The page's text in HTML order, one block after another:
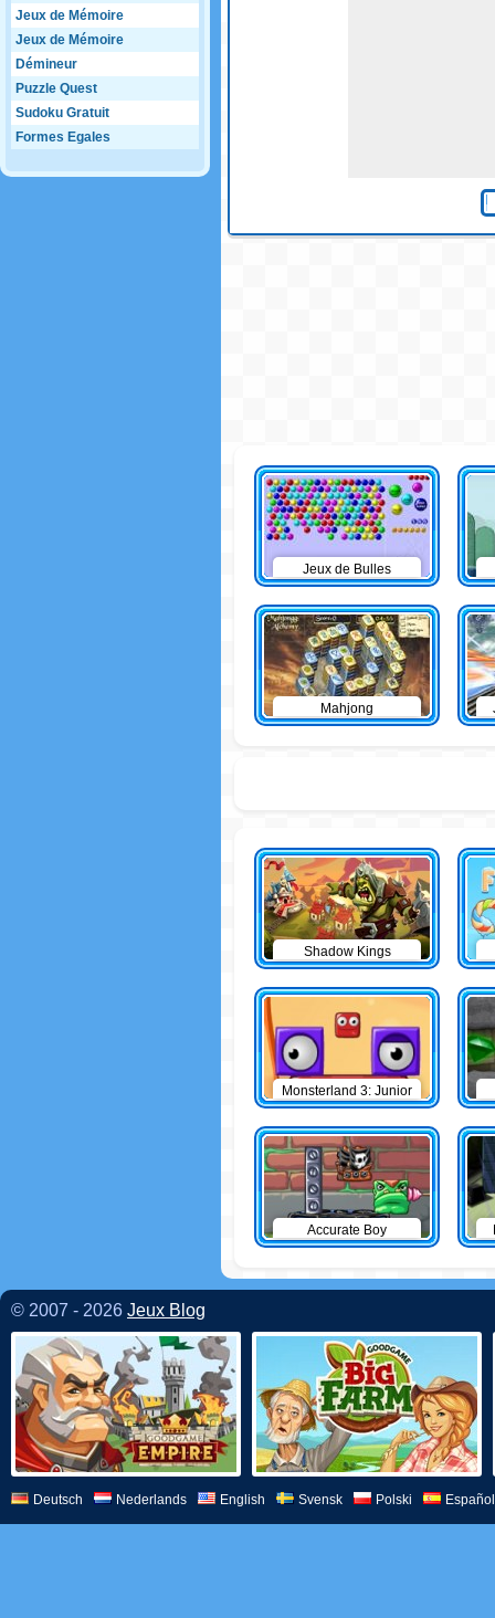
Jeux de Mémoire
Jeux de Mémoire
Démineur
Puzzle Quest
Sudoku Gratuit
Formes Egales
Jeux de Bulles
Mahjong
Shadow Kings
Monsterland 3: Junior
Returns
Accurate Boy
© 2007 - 2026 Jeux Blog
Deutsch Nederlands English Svensk Polski Español